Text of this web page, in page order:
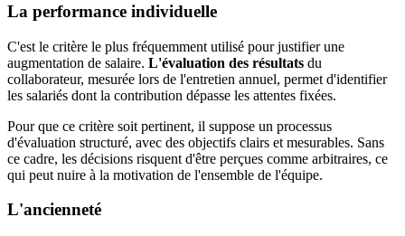
La performance individuelle
C'est le critère le plus fréquemment utilisé pour justifier une
augmentation de salaire. L'évaluation des résultats du
collaborateur, mesurée lors de l'entretien annuel, permet d'identifier
les salariés dont la contribution dépasse les attentes fixées.
Pour que ce critère soit pertinent, il suppose un processus
d'évaluation structuré, avec des objectifs clairs et mesurables. Sans
ce cadre, les décisions risquent d'être perçues comme arbitraires, ce
qui peut nuire à la motivation de l'ensemble de l'équipe.
L'ancienneté